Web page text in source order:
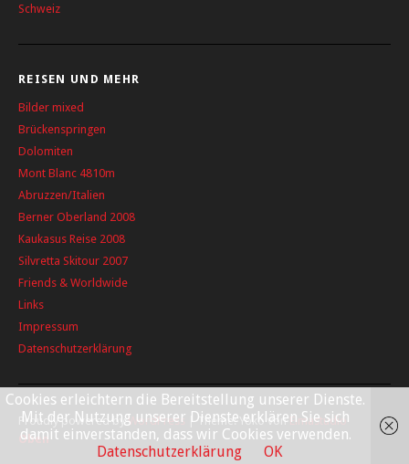
Schweiz
REISEN UND MEHR
Bilder mixed
Brückenspringen
Dolomiten
Mont Blanc 4810m
Abruzzen/Italien
Berner Oberland 2008
Kaukasus Reise 2008
Silvretta Skitour 2007
Friends & Worldwide
Links
Impressum
Datenschutzerklärung
Proudly powered byWordPress |Theme: Yoko von Elmastudio
Oben
Cookies erleichtern die Bereitstellung unserer Dienste.
Mit der Nutzung unserer Dienste erklären Sie sich
damit einverstanden, dass wir Cookies verwenden.
Datenschutzerklärung
OK